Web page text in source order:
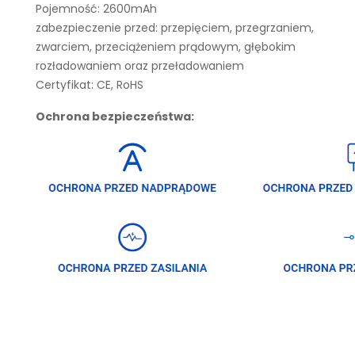
Pojemność: 2600mAh
zabezpieczenie przed: przepięciem, przegrzaniem,
zwarciem, przeciążeniem prądowym, głębokim
rozładowaniem oraz przeładowaniem
Certyfikat: CE, RoHS
Ochrona bezpieczeństwa: